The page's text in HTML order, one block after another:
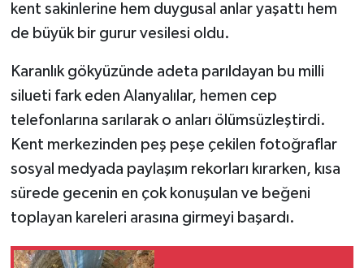
kent sakinlerine hem duygusal anlar yaşattı hem
de büyük bir gurur vesilesi oldu.
Karanlık gökyüzünde adeta parıldayan bu milli
silueti fark eden Alanyalılar, hemen cep
telefonlarına sarılarak o anları ölümsüzleştirdi.
Kent merkezinden peş peşe çekilen fotoğraflar
sosyal medyada paylaşım rekorları kırarken, kısa
sürede gecenin en çok konuşulan ve beğeni
toplayan kareleri arasına girmeyi başardı.